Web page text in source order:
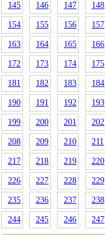
145 146 147 148
154 155 156 157
163 164 165 166
172 173 174 175
181 182 183 184
190 191 192 193
199 200 201 202
208 209 210 211
217 218 219 220
226 227 228 229
235 236 237 238
244 245 246 247